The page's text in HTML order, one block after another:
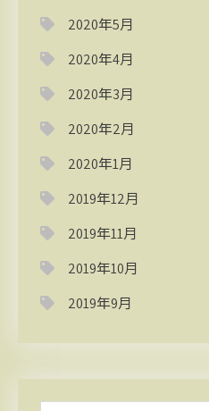
2020年5月
2020年4月
2020年3月
2020年2月
2020年1月
2019年12月
2019年11月
2019年10月
2019年9月